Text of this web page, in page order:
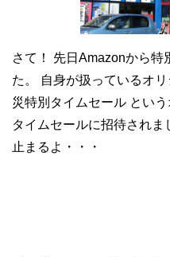
さて！ 先日Amazonから特
た。 自身が扱っているオ
災特別タイムセール とい
タイムセールに招待され
止まるよ・・・